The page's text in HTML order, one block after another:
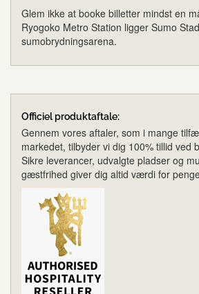
Glem ikke at booke billetter mindst en
Ryogoko Metro Station ligger Sumo
sumobrydningsarena.
Officiel produktaftale:
Gennem vores aftaler, som i mange
markedet, tilbyder vi dig 100% tillid ved
Sikre leverancer, udvalgte pladser og
gæstfrihed giver dig altid værdi for